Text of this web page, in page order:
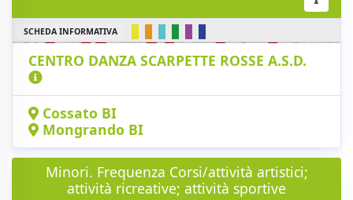
SCHEDA INFORMATIVA
CENTRO DANZA SCARPETTE ROSSE A.S.D.
Cossato BI
Mongrando BI
Minori. Frequenza Corsi/attività artistici;
attività ricreative; attività sportive